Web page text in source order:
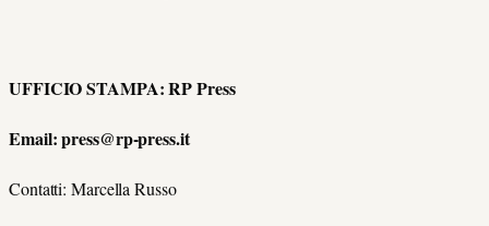
UFFICIO STAMPA: RP Press
Email:press@rp-press.it
Contatti: Marcella Russo